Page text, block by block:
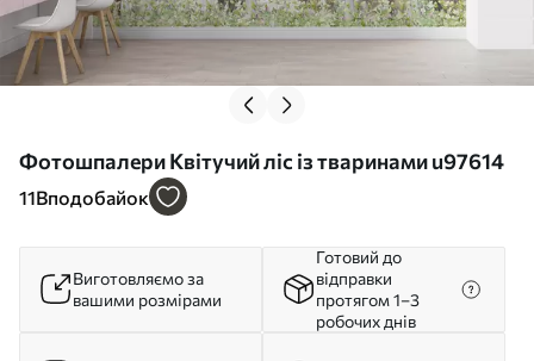
Фотошпалери Квітучий ліс із тваринами u97614
11Вподобайок
Виготовляємо за
вашими розмірами
Готовий до
відправки
протягом 1–3
робочих днів